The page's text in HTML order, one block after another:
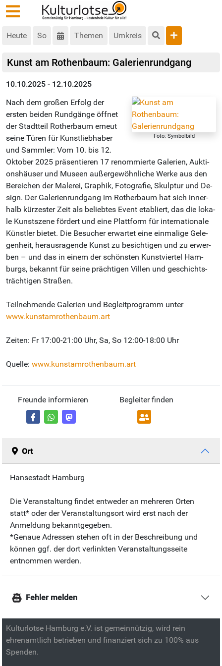
Heute So Themen Umkreis
Kunst am Rothenbaum: Galerienrundgang
10.10.2025 - 12.10.2025
Foto: Symbolbild
Nach dem gro­ßen Er­folg der
ersten bei­den Rund­gänge öff­net
der Stadt­teil Ro­ther­baum er­neut
sei­ne Tü­ren für Kunst­lieb­ha­ber
und Samm­ler: Vom 10. bis 12.
Ok­to­ber 2025 prä­sen­tie­ren 17 re­nom­mier­te Ga­le­ri­en, Auk­ti­
ons­häu­ser und Mu­se­en au­ßer­ge­wöhn­li­che Wer­ke aus den
Be­rei­chen der Ma­le­rei, Gra­phik, Fo­to­gra­fie, Skulp­tur und De­
sign. Der Ga­le­ri­en­rund­gang im Ro­ther­baum hat sich in­ner­
halb kür­zes­ter Zeit als be­lieb­tes Event eta­bliert, das die lo­ka­
le Kunst­sze­ne för­dert und ei­ne Platt­form für in­ter­na­tio­na­le
Künst­ler bie­tet. Die Be­su­cher er­war­tet ei­ne ein­ma­li­ge Ge­le­
gen­heit, her­aus­ra­gen­de Kunst zu be­sich­ti­gen und zu er­wer­
ben – und das in ei­nem der schöns­ten Kunst­vier­tel Ham­
burgs, be­kannt für sei­ne präch­ti­gen Vil­len und ge­schichts­
träch­ti­gen Stra­ßen.
Teilnehmende Galerien und Begleitprogramm unter
www.kunstamrothenbaum.art
Zeiten: Fr 17:00-21:00 Uhr, Sa, So 12:00-18:00 Uhr
Quelle: www.kunstamrothenbaum.art
Freunde informieren Begleiter finden
Ort
Hansestadt Hamburg
Die Veranstaltung findet entweder an mehreren Orten
statt* oder der Veranstaltungsort wird erst nach der
Anmeldung bekanntgegeben.
*Genaue Adressen stehen oft in der Beschreibung und
können ggf. der dort verlinkten Veranstaltungsseite
entnommen werden.
Fehler melden
Kulturlotse Hamburg e.V. ist gemeinnützig, wird rein
ehrenamtlich betrieben und finanziert sich zu 100% aus
Spenden.